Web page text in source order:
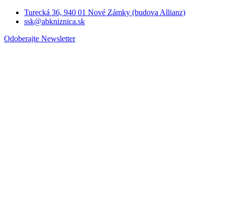
Turecká 36, 940 01 Nové Zámky (budova Allianz)
ssk@abkniznica.sk
Odoberajte Newsletter